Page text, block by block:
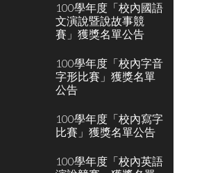
100學年度「校內國語
文演說暨說故事競
賽」獲獎名單公告
100學年度「校內字音
字形比賽」獲獎名單
公告
100學年度「校內寫字
比賽」獲獎名單公告
100學年度「校內英語